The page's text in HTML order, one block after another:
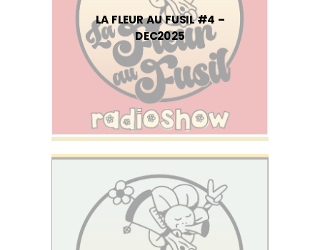
LA FLEUR AU FUSIL #4 –
DEC2025